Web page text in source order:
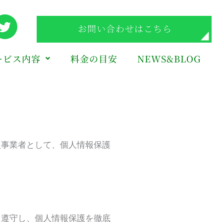
T
w
i
t
t
お問い合わせはこちら
ビス内容 料金の目安 NEWS&BLOG
業者として、個人情報保護
守し、個人情報保護を徹底